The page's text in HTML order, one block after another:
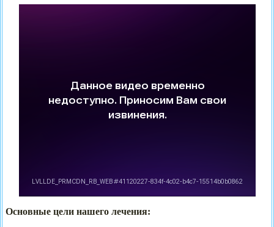
Основные цели нашего лечения: